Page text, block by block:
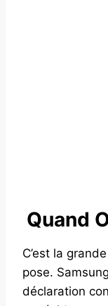
Quand
C’est la
pose.
déclaration